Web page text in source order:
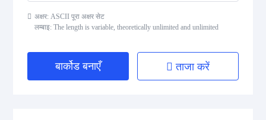
Standard 2 of 5
MSI Plessey (MSI Mod 10)
Pharmacode
अक्षर: ASCII पूरा अक्षर सेट
लम्बाइ: The length is variable, theoretically unlimited and unlimited
बार्कोड बनाएँ ताजा करें